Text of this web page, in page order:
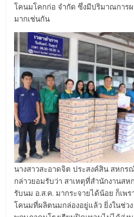
โคนมโคกก่อ จำกัด ซึ่งมีปริมา
มากเช่นกัน
นางสาวสะอาดจิต ประสงค์สิน สหกร
กล่าวยอมรับว่า สาเหตุที่สำนักงานส
รับนม อ.ส.ค. มากระจายได้น้อย ก็เพ
โคนมที่ผลิตนมกล่องอยู่แล้ว ยิ่